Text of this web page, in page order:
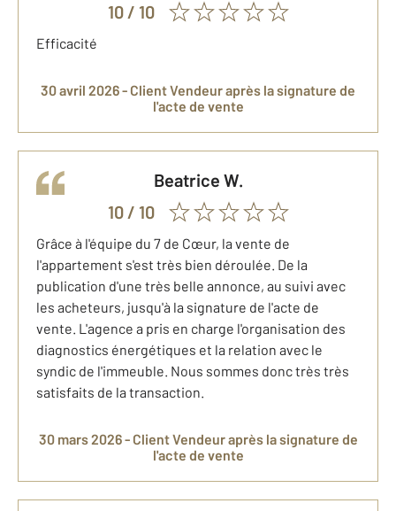
10/ 10
Efficacité
30 avril 2026 - Client Vendeuraprès la signature de
l'acte de vente
Beatrice W.
10/ 10
Grâce à l'équipe du 7 de Cœur, la vente de
l'appartement s'est très bien déroulée. De la
publication d'une très belle annonce, au suivi avec
les acheteurs, jusqu'à la signature de l'acte de
vente. L'agence a pris en charge l'organisation des
diagnostics énergétiques et la relation avec le
syndic de l'immeuble. Nous sommes donc très très
satisfaits de la transaction.
30 mars 2026 - Client Vendeuraprès la signature de
l'acte de vente